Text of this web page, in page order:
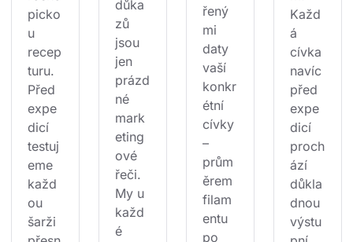
picko
u
recep
turu.
Před
expe
dicí
testuj
eme
každ
ou
šarži
důka
zů
jsou
jen
prázd
né
mark
eting
ové
řeči.
My u
každ
é
řený
mi
daty
vaší
konkr
étní
cívky
–
prům
ěrem
filam
entu
po
Každ
á
cívka
navíc
před
expe
dicí
proch
ází
důkla
dnou
výstu